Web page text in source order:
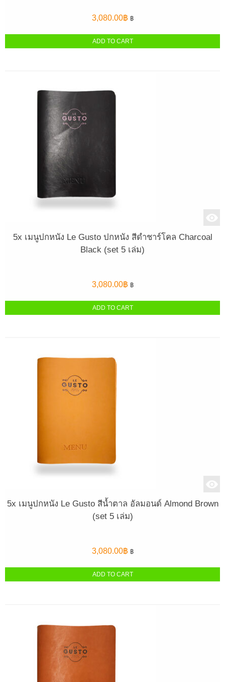
3,080.00฿ ฿
ADD TO CART
5x เมนูปกหนัง Le Gusto ปกหนัง สีดำชาร์โคล Charcoal
Black (set 5 เล่ม)
3,080.00฿ ฿
ADD TO CART
5x เมนูปกหนัง Le Gusto สีน้ำตาล อัลมอนด์ Almond Brown
(set 5 เล่ม)
3,080.00฿ ฿
ADD TO CART